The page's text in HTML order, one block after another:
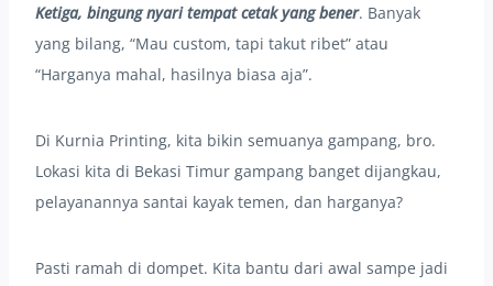
Ketiga, bingung nyari tempat cetak yang bener. Banyak
yang bilang, “Mau custom, tapi takut ribet” atau
“Harganya mahal, hasilnya biasa aja”.
Di Kurnia Printing, kita bikin semuanya gampang, bro.
Lokasi kita di Bekasi Timur gampang banget dijangkau,
pelayanannya santai kayak temen, dan harganya?
Pasti ramah di dompet. Kita bantu dari awal sampe jadi